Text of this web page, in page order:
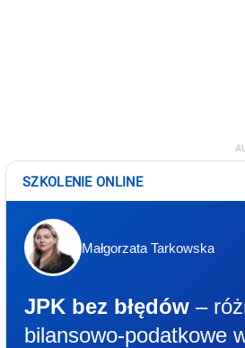
SZKOLENIE ONLINE
Małgorzata Tarkowska
JPK bez błędów –
bilansowo-podatkowe